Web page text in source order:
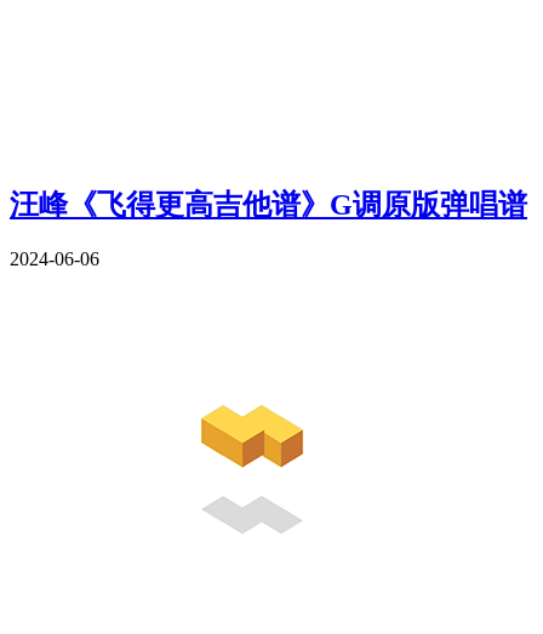
汪峰《飞得更高吉他谱》G调原版弹唱谱
2024-06-06